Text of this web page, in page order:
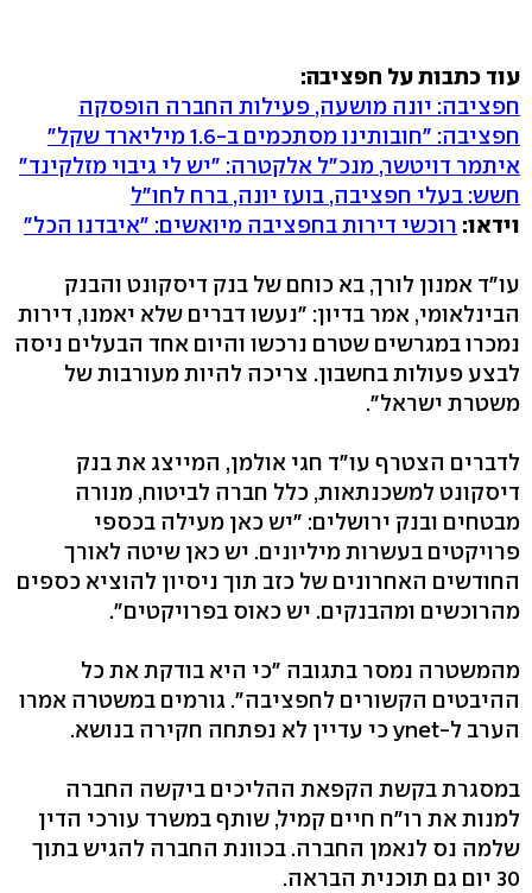
עוד כתבות על חפציבה:
חפציבה: יונה מושעה, פעילות החברה הופסקה
חפציבה: "חובותינו מסתכמים ב-1.6 מיליארד שקל"
איתמר דויטשר, מנכ"ל אלקטרה: "יש לי גיבוי מזלקינד"
חשש: בעלי חפציבה, בועז יונה, ברח לחו"ל
וידאו: רוכשי דירות בחפציבה מיואשים: "איבדנו הכל"
עו"ד אמנון לורך, בא כוחם של בנק דיסקונט והבנק
הבינלאומי, אמר בדיון: "נעשו דברים שלא יאמנו, דירות
נמכרו במגרשים שטרם נרכשו והיום אחד הבעלים ניסה
לבצע פעולות בחשבון. צריכה להיות מעורבות של
משטרת ישראל".
לדברים הצטרף עו"ד חגי אולמן, המייצג את בנק
דיסקונט למשכנתאות, כלל חברה לביטוח, מנורה
מבטחים ובנק ירושלים: "יש כאן מעילה בכספי
פרויקטים בעשרות מיליונים. יש כאן שיטה לאורך
החודשים האחרונים של כזב תוך ניסיון להוציא כספים
מהרוכשים ומהבנקים. יש כאוס בפרויקטים".
מהמשטרה נמסר בתגובה "כי היא בודקת את כל
ההיבטים הקשורים לחפציבה". גורמים במשטרה אמרו
הערב ל-ynet כי עדיין לא נפתחה חקירה בנושא.
במסגרת בקשת הקפאת ההליכים ביקשה החברה
למנות את רו"ח חיים קמיל, שותף במשרד עורכי הדין
שלמה נס לנאמן החברה. בכוונת החברה להגיש בתוך
30 יום גם תוכנית הבראה.